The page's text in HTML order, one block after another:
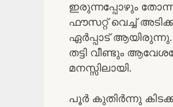
ഇരുന്നപ്പോഴും
ഫൗസറ്റ് വെച്ച്
ഏർപ്പാട്
തട്ടി വീണ്ടും
മനസ്സിലായി.
പൂർ കുതിർന്നു